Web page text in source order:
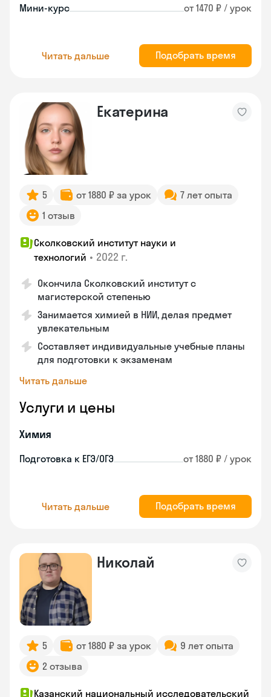
Мини-курс от 1470 ₽ / урок
Читать дальше Подобрать время
Екатерина
5 от 1880 ₽ за урок
7 лет опыта
1 отзыв
Сколковский институт науки и
технологий • 2022 г.
Окончила Сколковский институт с
магистерской степенью
Занимается химией в НИИ, делая предмет
увлекательным
Составляет индивидуальные учебные планы
для подготовки к экзаменам
Читать дальше
Услуги и цены
Химия
Подготовка к ЕГЭ/ОГЭ от 1880 ₽ / урок
Читать дальше Подобрать время
Николай
5 от 1880 ₽ за урок
9 лет опыта
2 отзыва
Казанский национальный исследовательский